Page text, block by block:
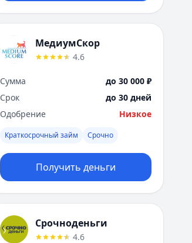
Новосибирск
Омск
Оренбург
Ростов-на-Дону
С
Самара
Санкт-Петербург
Саратов
Севастополь
Сочи
МедиумСкор
4.6
Сумма
до 30 000 ₽
Срок
до 30 дней
Одобрение
Низкое
Краткосрочный займ Срочно
Получить деньги
Срочноденьги
4.6